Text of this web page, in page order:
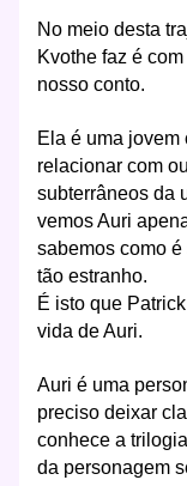
No meio desta
Kvothe faz é
nosso conto.
Ela é uma jovem
relacionar com
subterrâneos da
vemos Auri
sabemos como
tão estranho.
É isto que
vida de Auri.
Auri é uma
preciso deixar
conhece a
da personagem